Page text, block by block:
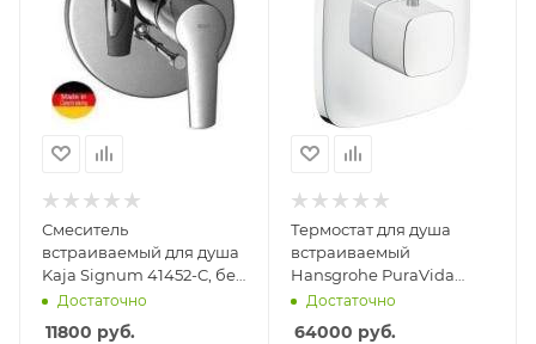
Смеситель
встраиваемый для душа
Kaja Signum 41452-C, без
скрытой части
Достаточно
11800 руб.
Термостат для душа
встраиваемый
Hansgrohe PuraVida
белый/хром 15770400,
без скрытой части
Достаточно
64000 руб.